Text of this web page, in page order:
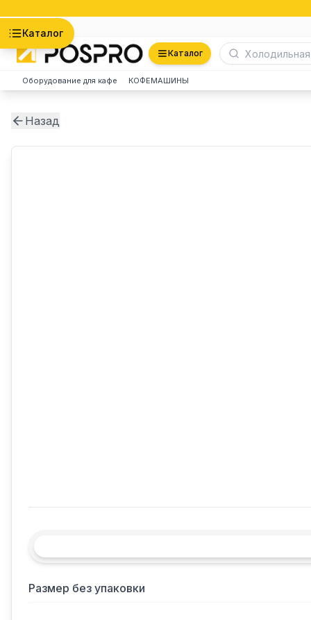
Каталог
Каталог
Оборудование для кафе КОФЕМАШИНЫ
Назад
Размер без упаковки